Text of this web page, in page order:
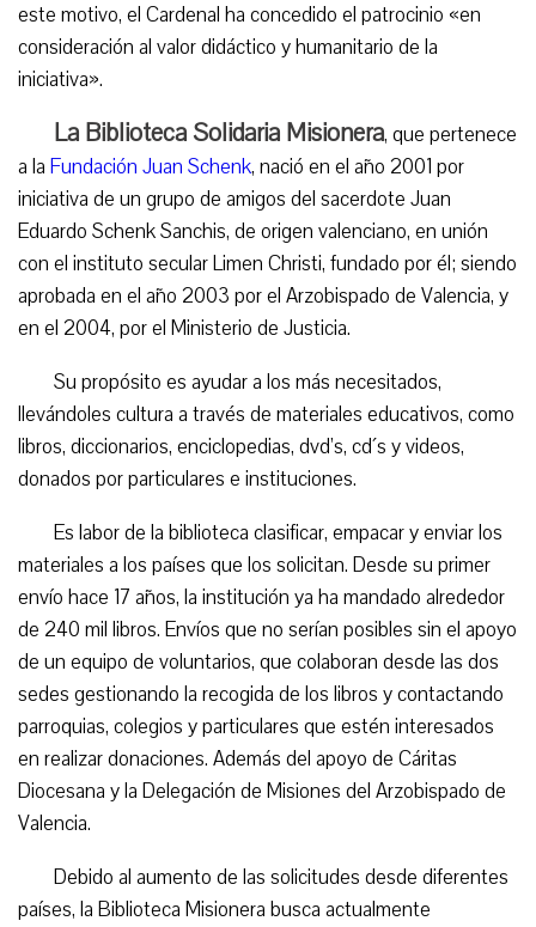
este motivo, el Cardenal ha concedido el patrocinio «en
consideración al valor didáctico y humanitario de la
iniciativa».
La Biblioteca Solidaria Misionera, que pertenece
a la Fundación Juan Schenk, nació en el año 2001 por
iniciativa de un grupo de amigos del sacerdote Juan
Eduardo Schenk Sanchis, de origen valenciano, en unión
con el instituto secular Limen Christi, fundado por él; siendo
aprobada en el año 2003 por el Arzobispado de Valencia, y
en el 2004, por el Ministerio de Justicia.
Su propósito es ayudar a los más necesitados,
llevándoles cultura a través de materiales educativos, como
libros, diccionarios, enciclopedias, dvd’s, cd´s y videos,
donados por particulares e instituciones.
Es labor de la biblioteca clasificar, empacar y enviar los
materiales a los países que los solicitan. Desde su primer
envío hace 17 años, la institución ya ha mandado alrededor
de 240 mil libros. Envíos que no serían posibles sin el apoyo
de un equipo de voluntarios, que colaboran desde las dos
sedes gestionando la recogida de los libros y contactando
parroquias, colegios y particulares que estén interesados
en realizar donaciones. Además del apoyo de Cáritas
Diocesana y la Delegación de Misiones del Arzobispado de
Valencia.
Debido al aumento de las solicitudes desde diferentes
países, la Biblioteca Misionera busca actualmente